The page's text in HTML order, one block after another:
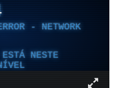
- NETWORK
ESTÁ NESTE